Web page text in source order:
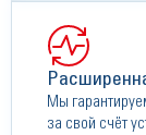
Мы
за свой счёт